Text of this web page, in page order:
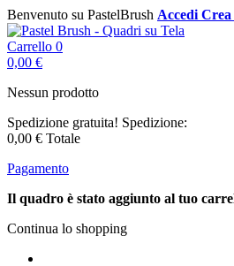
Benvenuto su PastelBrush Accedi Crea
Carrello 0
0,00 €
Nessun prodotto
Spedizione gratuita! Spedizione:
0,00 € Totale
Pagamento
Il quadro è stato aggiunto al tuo
Continua lo shopping